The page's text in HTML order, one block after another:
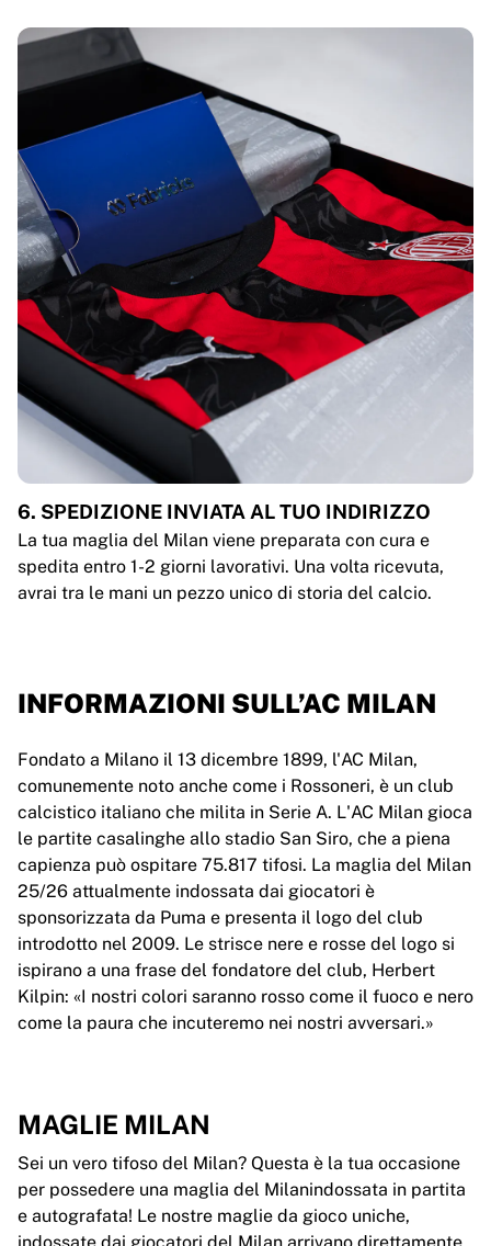
6. SPEDIZIONE INVIATA AL TUO INDIRIZZO
La tua maglia del Milan viene preparata con cura e
spedita entro 1-2 giorni lavorativi. Una volta ricevuta,
avrai tra le mani un pezzo unico di storia del calcio.
INFORMAZIONI SULL’AC MILAN
Fondato a Milano il 13 dicembre 1899, l'AC Milan,
comunemente noto anche come i Rossoneri, è un club
calcistico italiano che milita in Serie A. L'AC Milan gioca
le partite casalinghe allo stadio San Siro, che a piena
capienza può ospitare 75.817 tifosi. La maglia del Milan
25/26 attualmente indossata dai giocatori è
sponsorizzata da Puma e presenta il logo del club
introdotto nel 2009. Le strisce nere e rosse del logo si
ispirano a una frase del fondatore del club, Herbert
Kilpin: «I nostri colori saranno rosso come il fuoco e nero
come la paura che incuteremo nei nostri avversari.»
MAGLIE MILAN
Sei un vero tifoso del Milan? Questa è la tua occasione
per possedere una maglia del Milanindossata in partita
e autografata! Le nostre maglie da gioco uniche,
indossate dai giocatori del Milan arrivano direttamente